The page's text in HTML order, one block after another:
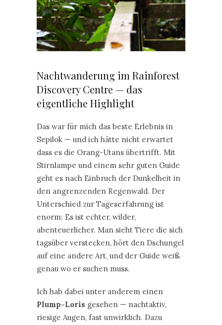
Nachtwanderung im Rainforest
Discovery Centre — das
eigentliche Highlight
Das war für mich das beste Erlebnis in
Sepilok — und ich hätte nicht erwartet
dass es die Orang-Utans übertrifft. Mit
Stirnlampe und einem sehr guten Guide
geht es nach Einbruch der Dunkelheit in
den angrenzenden Regenwald. Der
Unterschied zur Tageserfahrung ist
enorm: Es ist echter, wilder,
abenteuerlicher. Man sieht Tiere die sich
tagsüber verstecken, hört den Dschungel
auf eine andere Art, und der Guide weiß
genau wo er suchen muss.
Ich hab dabei unter anderem einen
Plump-Loris gesehen — nachtaktiv,
riesige Augen, fast unwirklich. Dazu